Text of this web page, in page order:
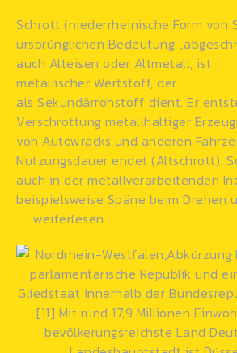
Schrott (niederrheinische Form von
ursprünglichen Bedeutung
auch Alteisen oder Altmetall, ist
metallischer Wertstoff, der
als Sekundärrohstoff dient. Er
Verschrottung metallhaltiger
von Autowracks und anderen
Nutzungsdauer endet (Altschrott).
auch in der metallverarbeitenden
beispielsweise Späne beim Drehen
….. weiterlesen